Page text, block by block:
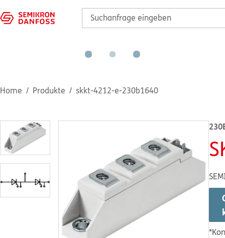
Home Produkte skkt-4212-e-230b1640